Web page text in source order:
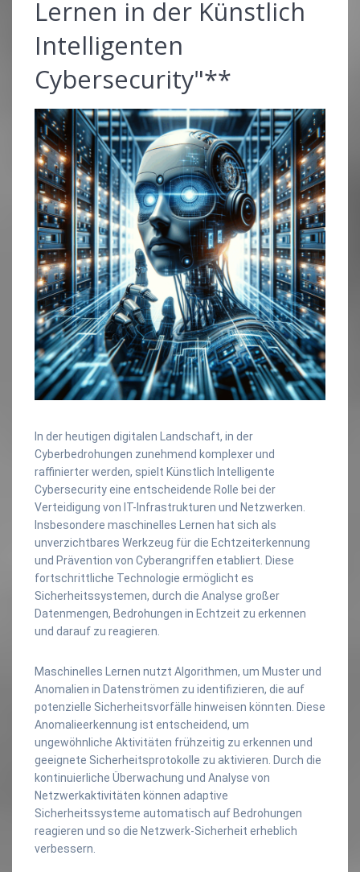
Lernen in der Künstlich
Intelligenten
Cybersecurity"**
In der heutigen digitalen Landschaft, in der
Cyberbedrohungen zunehmend komplexer und
raffinierter werden, spielt Künstlich Intelligente
Cybersecurity eine entscheidende Rolle bei der
Verteidigung von IT-Infrastrukturen und Netzwerken.
Insbesondere maschinelles Lernen hat sich als
unverzichtbares Werkzeug für die Echtzeiterkennung
und Prävention von Cyberangriffen etabliert. Diese
fortschrittliche Technologie ermöglicht es
Sicherheitssystemen, durch die Analyse großer
Datenmengen, Bedrohungen in Echtzeit zu erkennen
und darauf zu reagieren.
Maschinelles Lernen nutzt Algorithmen, um Muster und
Anomalien in Datenströmen zu identifizieren, die auf
potenzielle Sicherheitsvorfälle hinweisen könnten. Diese
Anomalieerkennung ist entscheidend, um
ungewöhnliche Aktivitäten frühzeitig zu erkennen und
geeignete Sicherheitsprotokolle zu aktivieren. Durch die
kontinuierliche Überwachung und Analyse von
Netzwerkaktivitäten können adaptive
Sicherheitssysteme automatisch auf Bedrohungen
reagieren und so die Netzwerk-Sicherheit erheblich
verbessern.